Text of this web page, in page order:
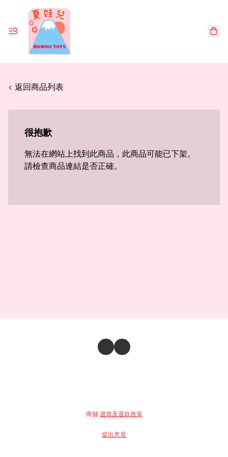
< 返回商品列表
很抱歉
無法在網站上找到此商品，此商品可能已下架。
請檢查商品連結是否正確。
商舖 退貨及退款政策
提出意見